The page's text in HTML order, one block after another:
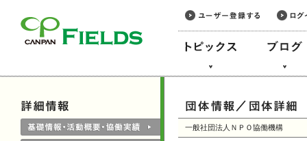
一般社団法人ＮＰＯ協働機構